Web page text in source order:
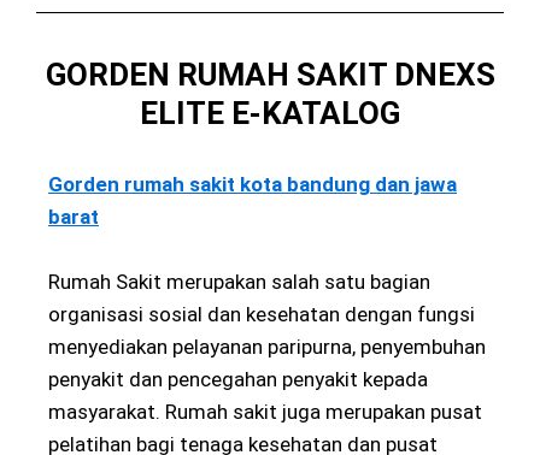
GORDEN RUMAH SAKIT DNEXS
ELITE E-KATALOG
Gorden rumah sakit kota bandung dan jawa
barat
Rumah Sakit merupakan salah satu bagian
organisasi sosial dan kesehatan dengan fungsi
menyediakan pelayanan paripurna, penyembuhan
penyakit dan pencegahan penyakit kepada
masyarakat. Rumah sakit juga merupakan pusat
pelatihan bagi tenaga kesehatan dan pusat